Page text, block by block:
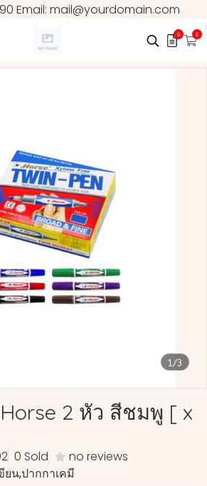
Email: mail@yourdomain.com
0 0
1/3
2 หัว สีชมพู [ x
0 Sold
no reviews
ยน,ปากกาเคมี